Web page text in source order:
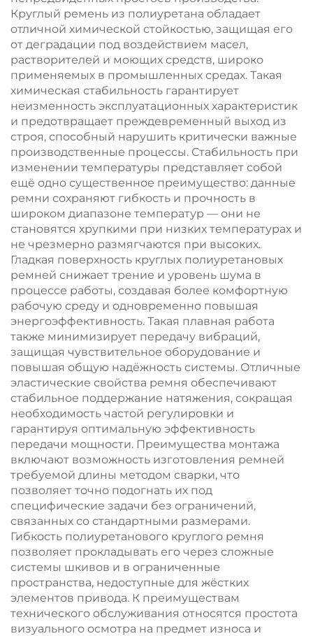
Круглый ремень из полиуретана обладает
отличной химической стойкостью, защищая его
от деградации под воздействием масел,
растворителей и моющих средств, широко
применяемых в промышленных средах. Такая
химическая стабильность гарантирует
неизменность эксплуатационных характеристик
и предотвращает преждевременный выход из
строя, способный нарушить критически важные
производственные процессы. Стабильность при
изменении температуры представляет собой
ещё одно существенное преимущество: данные
ремни сохраняют гибкость и прочность в
широком диапазоне температур — они не
становятся хрупкими при низких температурах и
не чрезмерно размягчаются при высоких.
Гладкая поверхность круглых полиуретановых
ремней снижает трение и уровень шума в
процессе работы, создавая более комфортную
рабочую среду и одновременно повышая
энергоэффективность. Такая плавная работа
также минимизирует передачу вибраций,
защищая чувствительное оборудование и
повышая общую надёжность системы. Отличные
эластические свойства ремня обеспечивают
стабильное поддержание натяжения, сокращая
необходимость частой регулировки и
гарантируя оптимальную эффективность
передачи мощности. Преимущества монтажа
включают возможность изготовления ремней
требуемой длины методом сварки, что
позволяет точно подогнать их под
специфические задачи без ограничений,
связанных со стандартными размерами.
Гибкость полиуретанового круглого ремня
позволяет прокладывать его через сложные
системы шкивов и в ограниченные
пространства, недоступные для жёстких
элементов привода. К преимуществам
технического обслуживания относятся простота
визуального осмотра на предмет износа и